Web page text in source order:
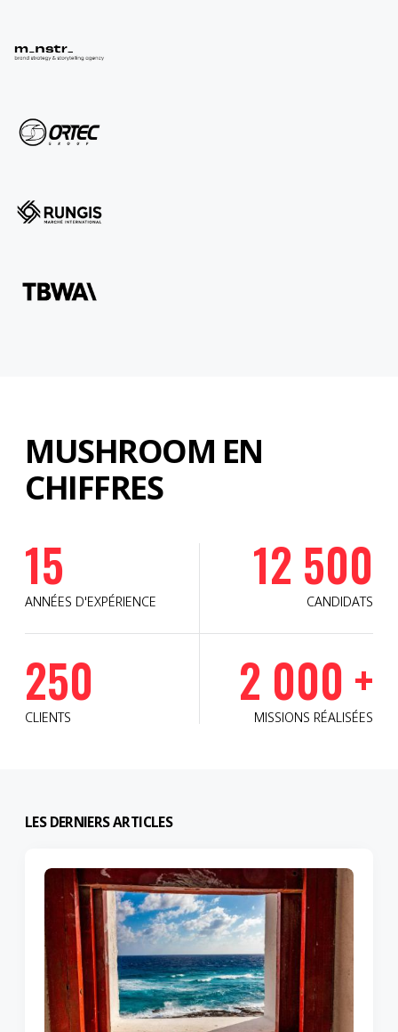
MUSHROOM EN
CHIFFRES
15
ANNÉES D'EXPÉRIENCE
12 500
CANDIDATS
250
CLIENTS
2 000 +
MISSIONS RÉALISÉES
LES DERNIERS ARTICLES